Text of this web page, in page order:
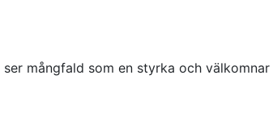
mångfald som en styrka och välkomnar